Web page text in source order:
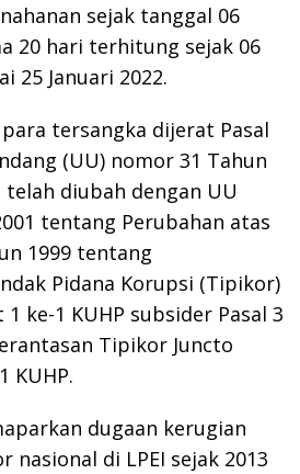
sejak tanggal 06
20 hari terhitung sejak 06
25 Januari 2022.
tersangka dijerat Pasal
(UU) nomor 31 Tahun
telah diubah dengan UU
tentang Perubahan atas
1999 tentang
Pidana Korupsi (Tipikor)
1 ke-1 KUHP subsider Pasal 3
Tipikor Juncto
KUHP.
dugaan kerugian
nasional di LPEI sejak 2013